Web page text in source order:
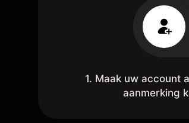
1. Maak uw account
aanmerking